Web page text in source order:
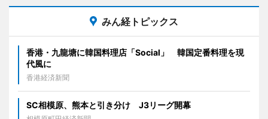
みん経トピックス
香港・九龍塘に韓国料理店「Social」 韓国定番料理を現
代風に
香港経済新聞
SC相模原、熊本と引き分け J3リーグ開幕